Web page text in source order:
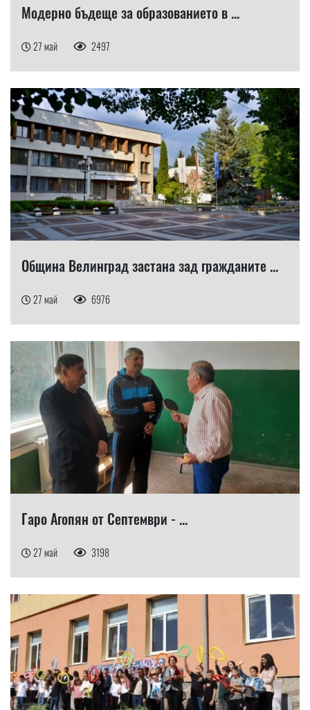
Модерно бъдеще за образованието в ...
27 май 2497
Община Велинград застана зад гражданите ...
27 май 6976
Гаро Агопян от Септември - ...
27 май 3198